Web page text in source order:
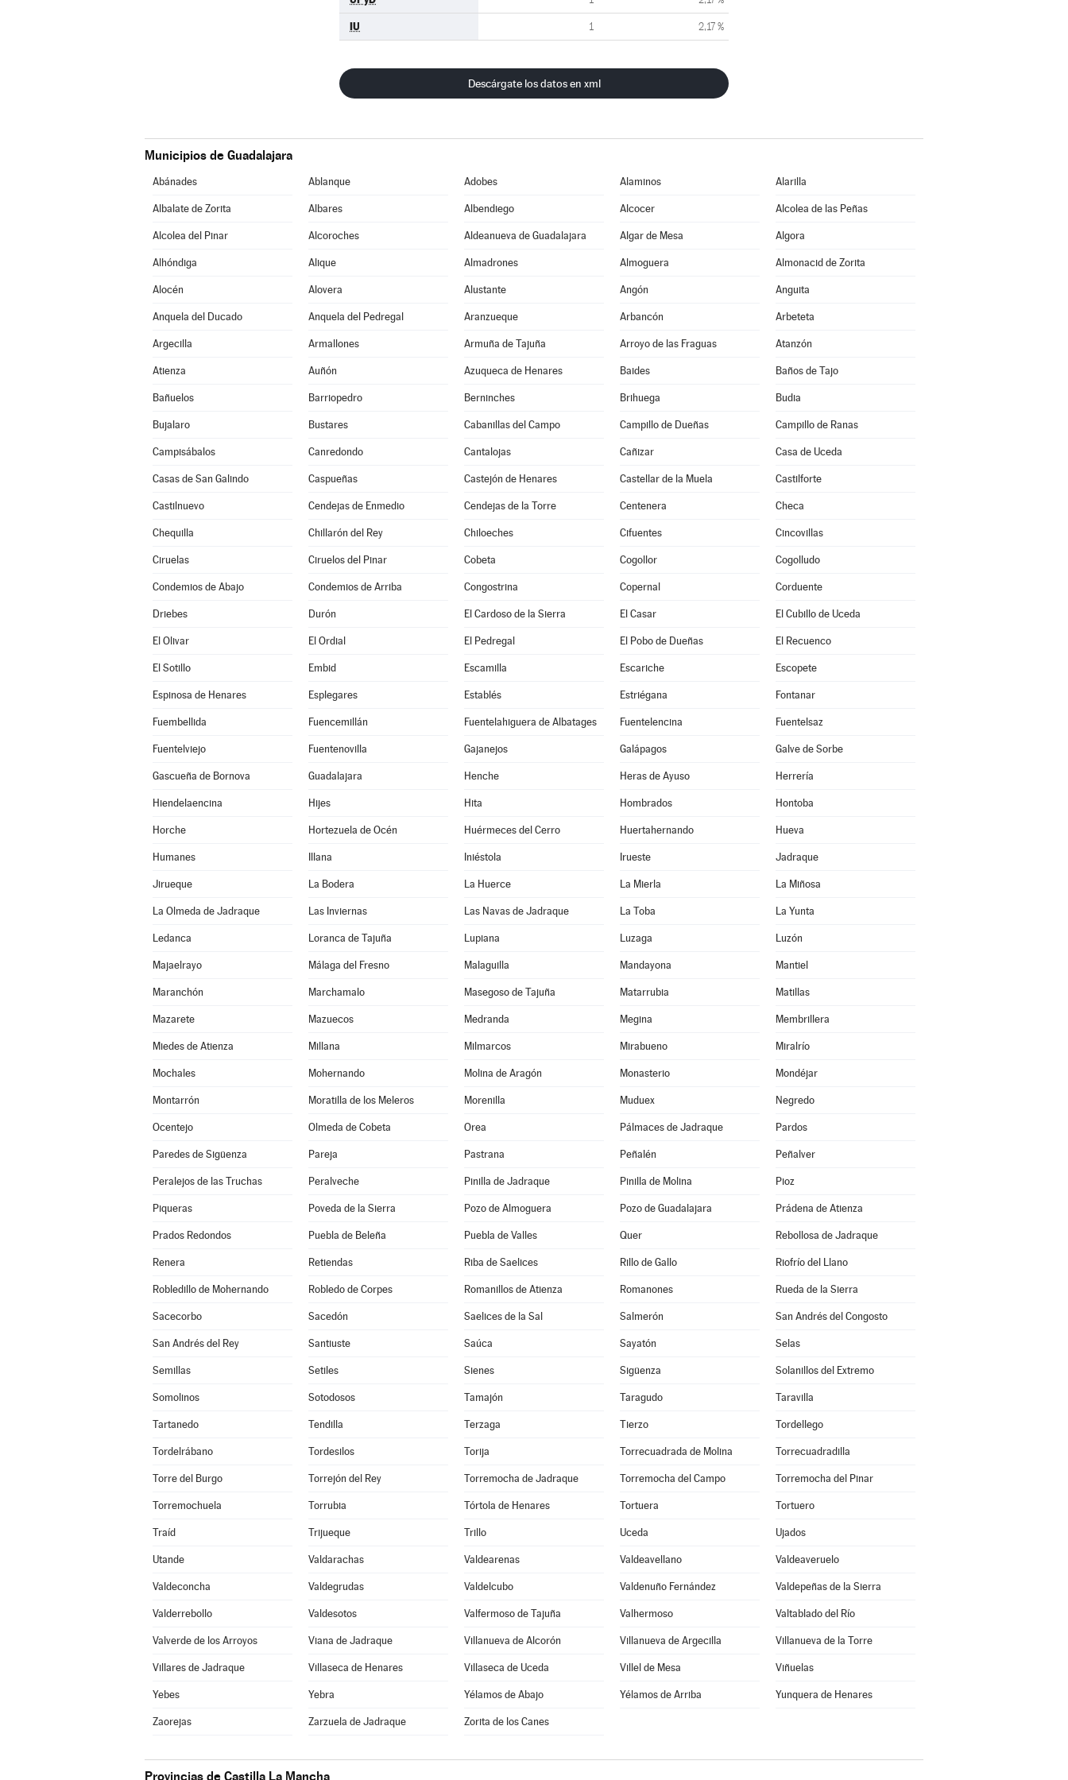
IU 1 2,17 %
Descárgate los datos en xml
Municipios de Guadalajara
Abánades Ablanque Adobes Alaminos Alarilla
Albalate de Zorita Albares Albendiego Alcocer Alcolea de las Peñas
Alcolea del Pinar Alcoroches Aldeanueva de Guadalajara Algar de Mesa Algora
Alhóndiga Alique Almadrones Almoguera Almonacid de Zorita
Alocén Alovera Alustante Angón Anguita
Anquela del Ducado Anquela del Pedregal Aranzueque Arbancón Arbeteta
Argecilla Armallones Armuña de Tajuña Arroyo de las Fraguas Atanzón
Atienza Auñón Azuqueca de Henares Baides Baños de Tajo
Bañuelos Barriopedro Berninches Brihuega Budia
Bujalaro Bustares Cabanillas del Campo Campillo de Dueñas Campillo de Ranas
Campisábalos Canredondo Cantalojas Cañizar Casa de Uceda
Casas de San Galindo Caspueñas Castejón de Henares Castellar de la Muela Castilforte
Castilnuevo Cendejas de Enmedio Cendejas de la Torre Centenera Checa
Chequilla Chillarón del Rey Chiloeches Cifuentes Cincovillas
Ciruelas Ciruelos del Pinar Cobeta Cogollor Cogolludo
Condemios de Abajo Condemios de Arriba Congostrina Copernal Corduente
Driebes Durón El Cardoso de la Sierra El Casar El Cubillo de Uceda
El Olivar El Ordial El Pedregal El Pobo de Dueñas El Recuenco
El Sotillo Embid Escamilla Escariche Escopete
Espinosa de Henares Esplegares Establés Estriégana Fontanar
Fuembellida Fuencemillán Fuentelahiguera de Albatages Fuentelencina Fuentelsaz
Fuentelviejo Fuentenovilla Gajanejos Galápagos Galve de Sorbe
Gascueña de Bornova Guadalajara Henche Heras de Ayuso Herrería
Hiendelaencina Hijes Hita Hombrados Hontoba
Horche Hortezuela de Océn Huérmeces del Cerro Huertahernando Hueva
Humanes Illana Iniéstola Irueste Jadraque
Jirueque La Bodera La Huerce La Mierla La Miñosa
La Olmeda de Jadraque Las Inviernas Las Navas de Jadraque La Toba La Yunta
Ledanca Loranca de Tajuña Lupiana Luzaga Luzón
Majaelrayo Málaga del Fresno Malaguilla Mandayona Mantiel
Maranchón Marchamalo Masegoso de Tajuña Matarrubia Matillas
Mazarete Mazuecos Medranda Megina Membrillera
Miedes de Atienza Millana Milmarcos Mirabueno Miralrío
Mochales Mohernando Molina de Aragón Monasterio Mondéjar
Montarrón Moratilla de los Meleros Morenilla Muduex Negredo
Ocentejo Olmeda de Cobeta Orea Pálmaces de Jadraque Pardos
Paredes de Sigüenza Pareja Pastrana Peñalén Peñalver
Peralejos de las Truchas Peralveche Pinilla de Jadraque Pinilla de Molina Pioz
Piqueras Poveda de la Sierra Pozo de Almoguera Pozo de Guadalajara Prádena de Atienza
Prados Redondos Puebla de Beleña Puebla de Valles Quer Rebollosa de Jadraque
Renera Retiendas Riba de Saelices Rillo de Gallo Riofrío del Llano
Robledillo de Mohernando Robledo de Corpes Romanillos de Atienza Romanones Rueda de la Sierra
Sacecorbo Sacedón Saelices de la Sal Salmerón San Andrés del Congosto
San Andrés del Rey Santiuste Saúca Sayatón Selas
Semillas Setiles Sienes Sigüenza Solanillos del Extremo
Somolinos Sotodosos Tamajón Taragudo Taravilla
Tartanedo Tendilla Terzaga Tierzo Tordellego
Tordelrábano Tordesilos Torija Torrecuadrada de Molina Torrecuadradilla
Torre del Burgo Torrejón del Rey Torremocha de Jadraque Torremocha del Campo Torremocha del Pinar
Torremochuela Torrubia Tórtola de Henares Tortuera Tortuero
Traíd Trijueque Trillo Uceda Ujados
Utande Valdarachas Valdearenas Valdeavellano Valdeaveruelo
Valdeconcha Valdegrudas Valdelcubo Valdenuño Fernández Valdepeñas de la Sierra
Valderrebollo Valdesotos Valfermoso de Tajuña Valhermoso Valtablado del Río
Valverde de los Arroyos Viana de Jadraque Villanueva de Alcorón Villanueva de Argecilla Villanueva de la Torre
Villares de Jadraque Villaseca de Henares Villaseca de Uceda Villel de Mesa Viñuelas
Yebes Yebra Yélamos de Abajo Yélamos de Arriba Yunquera de Henares
Zaorejas Zarzuela de Jadraque Zorita de los Canes
Provincias de Castilla La Mancha